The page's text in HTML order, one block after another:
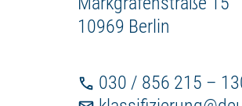
10969 Berlin
030 / 856 215 –